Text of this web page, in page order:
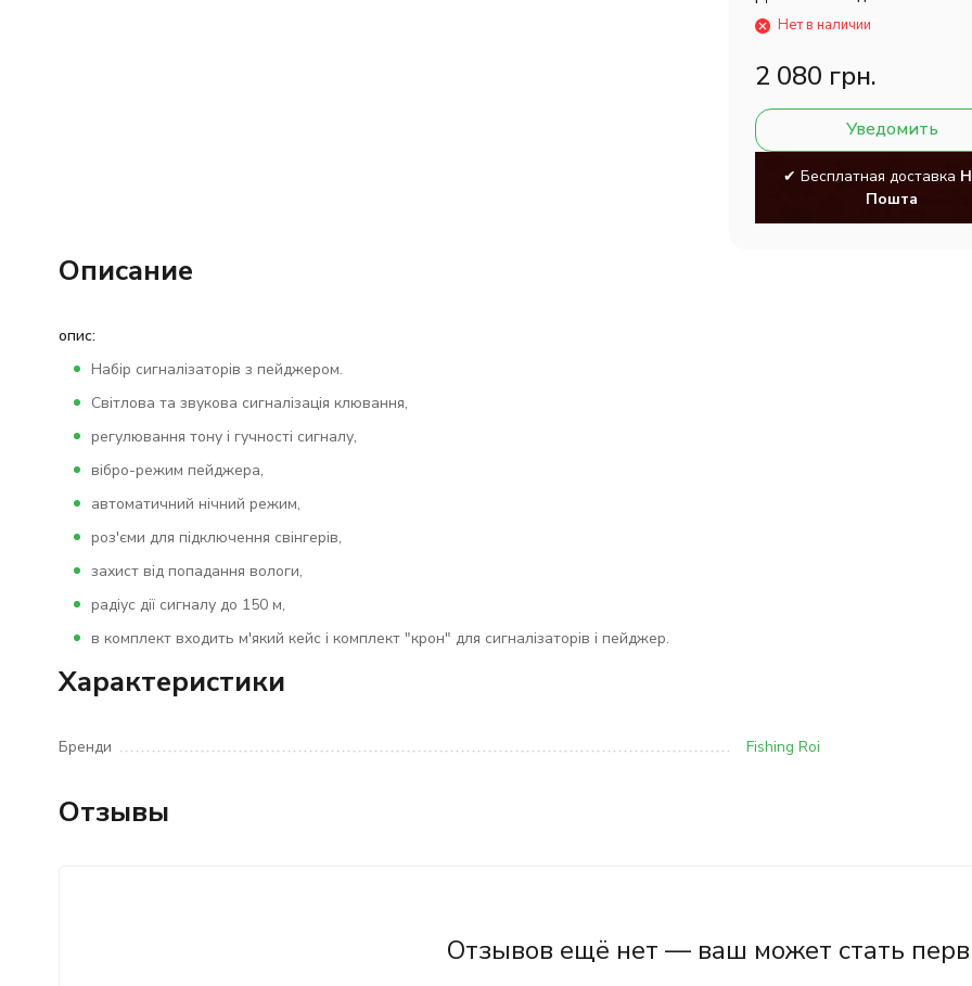
Нет в наличии
2 080 грн.
Уведомить
✔ Бесплатная доставка
Пошта
Описание
опис:
Набір сигналізаторів з пейджером.
Світлова та звукова сигналізація клювання,
регулювання тону і гучності сигналу,
вібро-режим пейджера,
автоматичний нічний режим,
роз'єми для підключення свінгерів,
захист від попадання вологи,
радіус дії сигналу до 150 м,
в комплект входить м'який кейс і комплект "крон" для сигналізаторів і пейджер.
Характеристики
Бренди Fishing Roi
Отзывы
Отзывов ещё нет — ваш может стать